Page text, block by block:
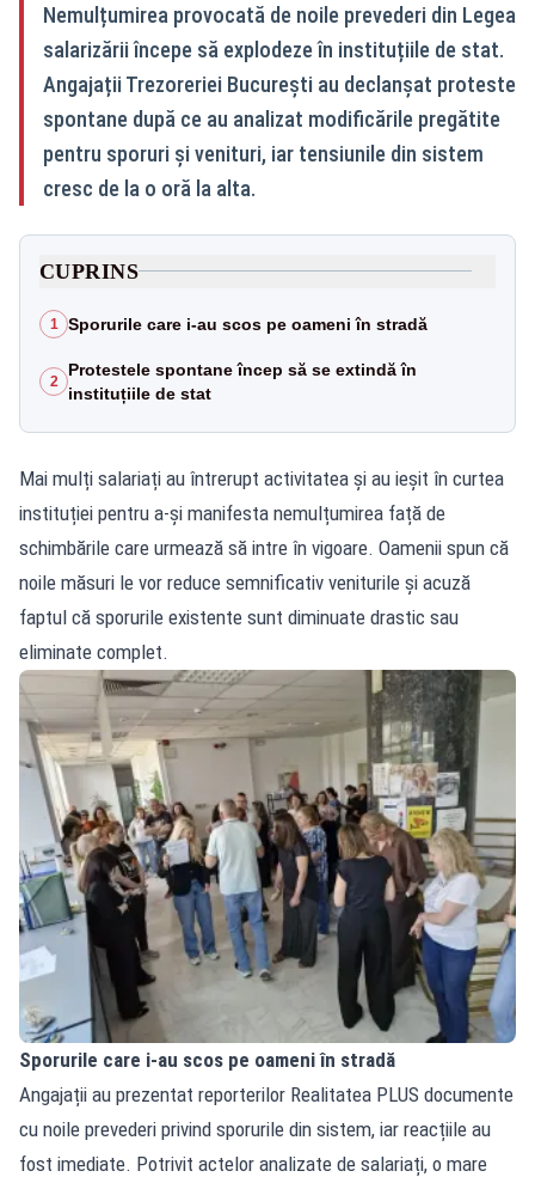
Nemulțumirea provocată de noile prevederi din Legea
salarizării începe să explodeze în instituțiile de stat.
Angajații Trezoreriei București au declanșat proteste
spontane după ce au analizat modificările pregătite
pentru sporuri și venituri, iar tensiunile din sistem
cresc de la o oră la alta.
CUPRINS
1 Sporurile care i-au scos pe oameni în stradă
2
Protestele spontane încep să se extindă în
instituțiile de stat
Mai mulți salariați au întrerupt activitatea și au ieșit în curtea
instituției pentru a-și manifesta nemulțumirea față de
schimbările care urmează să intre în vigoare. Oamenii spun că
noile măsuri le vor reduce semnificativ veniturile și acuză
faptul că sporurile existente sunt diminuate drastic sau
eliminate complet.
Sporurile care i-au scos pe oameni în stradă
Angajații au prezentat reporterilor Realitatea PLUS documente
cu noile prevederi privind sporurile din sistem, iar reacțiile au
fost imediate. Potrivit actelor analizate de salariați, o mare